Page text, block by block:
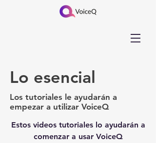
Lo esencial
Los tutoriales le ayudarán a
empezar a utilizar VoiceQ
Estos videos tutoriales lo ayudarán a
comenzar a usar VoiceQ